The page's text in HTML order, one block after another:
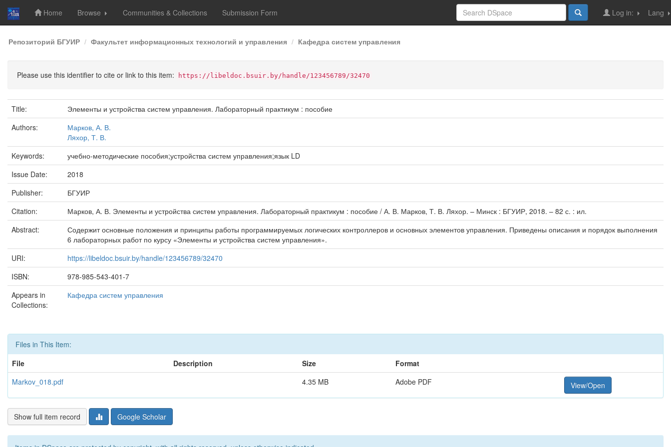
Skip
navigation
Home Browse Communities & Collections Submission Form Lang
Log in:
Репозиторий БГУИР Факультет информационных технологий и управления Кафедра систем управления
Please use this identifier to cite or link to this item: https://libeldoc.bsuir.by/handle/123456789/32470
Title:
Элементы и устройства систем управления. Лабораторный практикум : пособие
Authors:
Марков, А. В.
Ляхор, Т. В.
Keywords:
учебно-методические пособия;устройства систем управления;язык LD
Issue Date:
2018
Publisher:
БГУИР
Citation:
Марков, А. В. Элементы и устройства систем управления. Лабораторный практикум : пособие / А. В. Марков, Т. В. Ляхор. – Минск : БГУИР, 2018. – 82 с. : ил.
Abstract:
Содержит основные положения и принципы работы программируемых логических контроллеров и основных элементов управления. Приведены описания и порядок выполнения
6 лабораторных работ по курсу «Элементы и устройства систем управления».
URI:
https://libeldoc.bsuir.by/handle/123456789/32470
ISBN:
978-985-543-401-7
Appears in
Collections:
Кафедра систем управления
Files in This Item:
File
Description Size
Format
Markov_018.pdf
4.35 MB Adobe PDF View/Open
Show full item record Google Scholar